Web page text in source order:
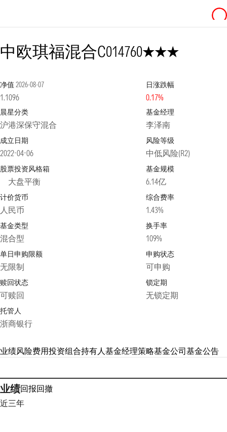
中欧琪福混合C014760
净值 2026-08-07
1.1096
日涨跌幅
0.17%
晨星分类
沪港深保守混合
基金经理
李泽南
成立日期
2022-04-06
风险等级
中低风险(R2)
股票投资风格箱
大盘平衡
基金规模
6.14亿
计价货币
人民币
综合费率
1.43%
基金类型
混合型
换手率
109%
单日申购限额
无限制
申购状态
可申购
赎回状态
可赎回
锁定期
无锁定期
托管人
浙商银行
业绩风险费用投资组合持有人基金经理策略基金公司基金公告
业绩回报回撤
近三年